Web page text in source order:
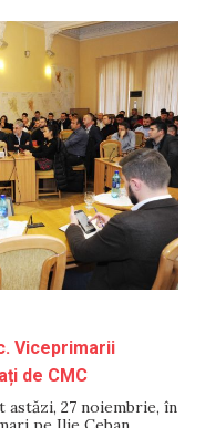
Viceprimarii
de CMC
27 noiembrie, în